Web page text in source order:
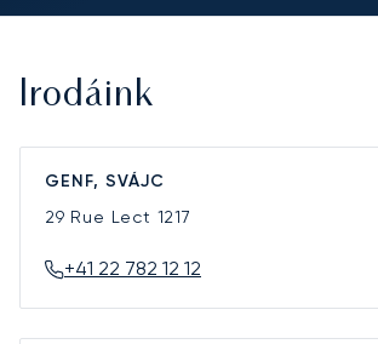
Irodáink
GENF, SVÁJC
29 Rue Lect 1217
+41 22 782 12 12